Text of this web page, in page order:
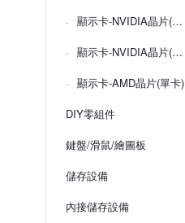
顯示卡-NVIDIA晶片(單卡)
顯示卡-NVIDIA晶片(顯卡組合)
顯示卡-AMD晶片(單卡)
DIY零組件
鍵盤/滑鼠/繪圖板
儲存設備
內接儲存設備